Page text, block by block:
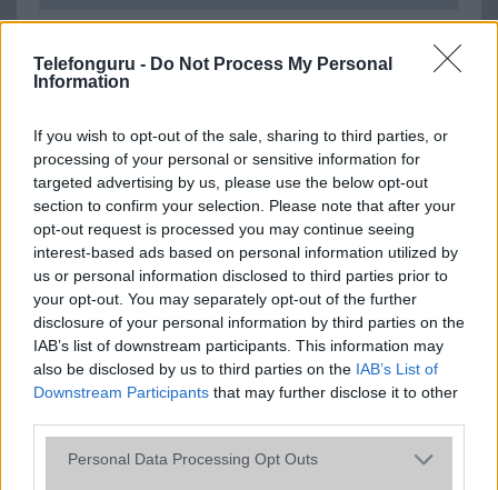
Telefonguru - Do Not Process My Personal
Information
If you wish to opt-out of the sale, sharing to third parties, or
processing of your personal or sensitive information for
targeted advertising by us, please use the below opt-out
section to confirm your selection. Please note that after your
opt-out request is processed you may continue seeing
interest-based ads based on personal information utilized by
us or personal information disclosed to third parties prior to
your opt-out. You may separately opt-out of the further
disclosure of your personal information by third parties on the
IAB’s list of downstream participants. This information may
also be disclosed by us to third parties on the IAB’s List of
Downstream Participants that may further disclose it to other
Please note that this website/app uses one or more Google
Personal Data Processing Opt Outs
SNS integráció alap szolgáltatás
Organizer alap szolgáltatás
Office alkalmazások alap szolgáltatás
Iránytũ ecompass
Extrák Nincs
EGYÉB
Vibra jelzés alap szolgáltatás
SIM típus nanoSIM
SIM-ek száma 2
Flight mode Van